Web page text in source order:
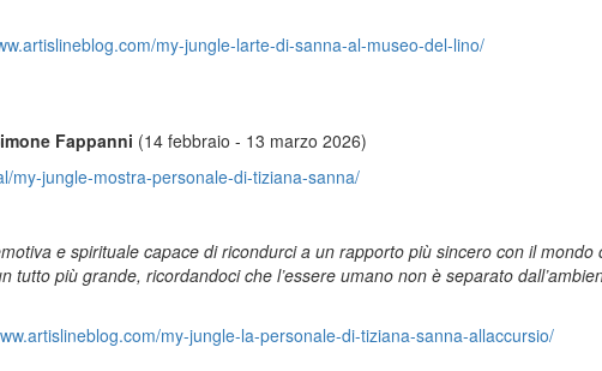
my-jungle-larte-di-sanna-al-museo-del-lino/
Fappanni (14 febbraio - 13 marzo 2026)
my-jungle-mostra-personale-di-tiziana-sanna/
e spirituale capace di ricondurci a un rapporto più sincero con il
tutto più grande, ricordandoci che l’essere umano non è separato
my-jungle-la-personale-di-tiziana-sanna-allaccursio/